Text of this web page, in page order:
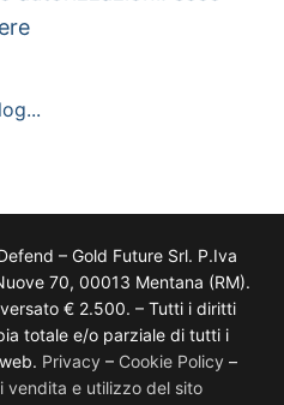
– Gold Future Srl. P.Iva
70, 00013 Mentana (RM).
€ 2.500. – Tutti i diritti
totale e/o parziale di tutti i
Privacy – Cookie Policy –
vendita e utilizzo del sito